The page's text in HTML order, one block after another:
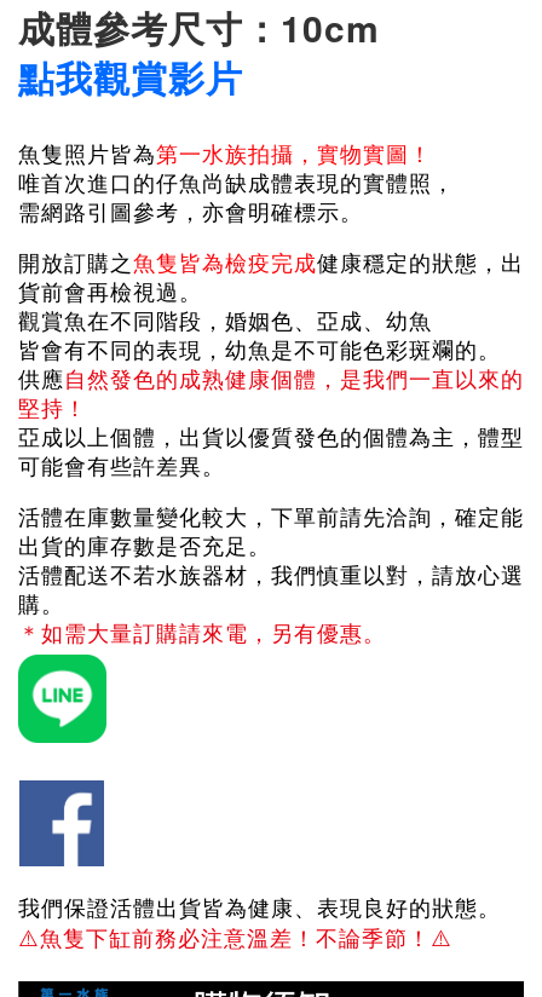
成體參考尺寸：10cm
點我觀賞影片
魚隻照片皆為第一水族拍攝，實物實圖！
唯首次進口的仔魚尚缺成體表現的實體照，
需網路引圖參考，亦會明確標示。
開放訂購之 魚隻皆為檢疫完成健康穩定的狀態，出
貨前會再檢視過。
觀賞魚在不同階段，婚姻色、亞成、幼魚
皆會有不同的表現，幼魚是不可能色彩斑斕的。
供應 自然發色的成熟健康個體，是我們一直以來的
堅持！
亞成以上個體，出貨以優質發色的個體為主，體型
可能會有些許差異。
活體在庫數量變化較大，下單前請先洽詢，確定能
出貨的庫存數是否充足。
活體配送不若水族器材，我們慎重以對，請放心選
購。
＊如需大量訂購請來電，另有優惠。
我們保證活體出貨皆為健康、表現良好的狀態。
⚠️魚隻下缸前務必注意溫差！不論季節！ ⚠️